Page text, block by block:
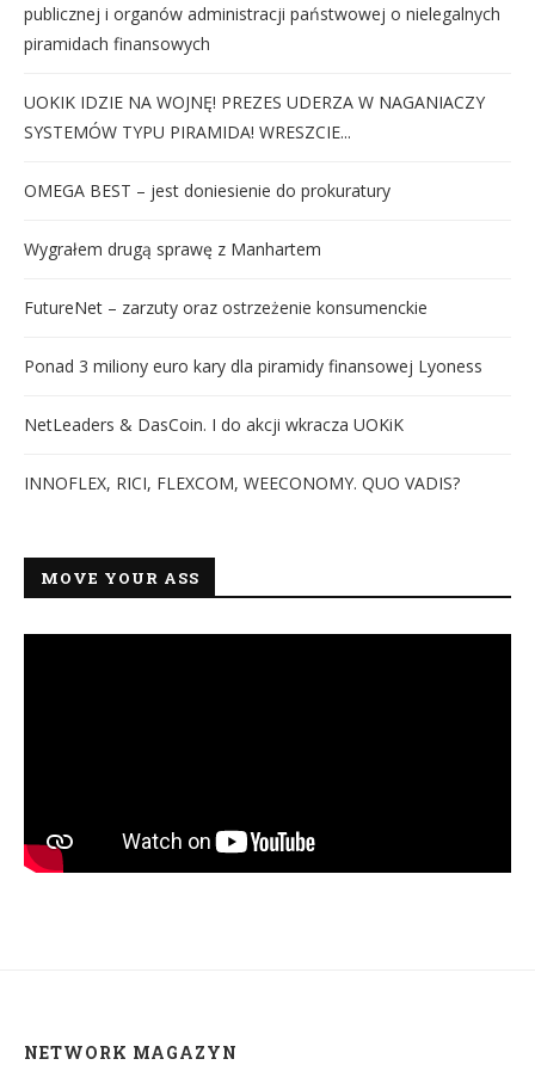
publicznej i organów administracji państwowej o nielegalnych
piramidach finansowych
UOKIK IDZIE NA WOJNĘ! PREZES UDERZA W NAGANIACZY
SYSTEMÓW TYPU PIRAMIDA! WRESZCIE...
OMEGA BEST – jest doniesienie do prokuratury
Wygrałem drugą sprawę z Manhartem
FutureNet – zarzuty oraz ostrzeżenie konsumenckie
Ponad 3 miliony euro kary dla piramidy finansowej Lyoness
NetLeaders & DasCoin. I do akcji wkracza UOKiK
INNOFLEX, RICI, FLEXCOM, WEECONOMY. QUO VADIS?
MOVE YOUR ASS
NETWORK MAGAZYN